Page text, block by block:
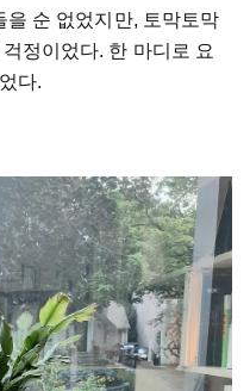
을 순 없었지만, 토막토막
정이었다. 한 마디로 요
다.